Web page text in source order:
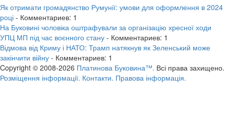
Як отримати громадянство Румунії: умови для оформлення в 2024
році - Комментариев: 1
На Буковині чоловіка оштрафували за організацію хресної ходи
УПЦ МП під час воєнного стану - Комментариев: 1
Відмова від Криму і НАТО: Трамп натякнув як Зеленський може
закінчити війну - Комментариев: 1
Copyright © 2008-2026 Платинова Буковина™. Всі права захищено.
Розміщення інформації. Контакти. Правова інформація.